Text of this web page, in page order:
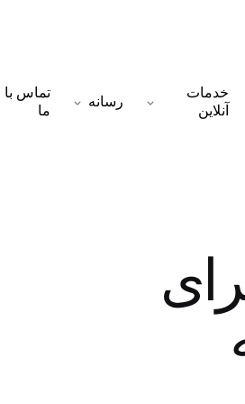
خدمات
آنلاین
رسانه
تماس با
ما